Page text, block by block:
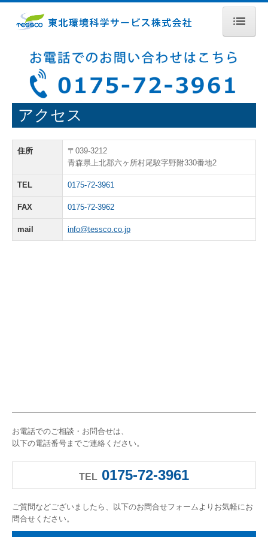
ホーム
会社概要
事業内容
開発支援Gr
化学分析Gr
採用情報
アクセス
アクセス
住所
〒039-3212
青森県上北郡六ヶ所村尾駮字野附330番地2
TEL 0175-72-3961
FAX 0175-72-3962
mail info@tessco.co.jp
お電話でのご相談・お問合せは、
以下の電話番号までご連絡ください。
TEL 0175-72-3961
ご質問などございましたら、以下のお問合せフォームよりお気軽にお
問合せください。